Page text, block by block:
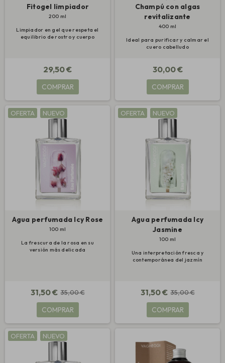
Fitogel limpiador
200 ml
Limpiador en gel que respeta el
equilibrio de rostro y cuerpo
29,50 €
COMPRAR
Champú con algas
revitalizante
400 ml
Ideal para purificar y calmar el
cuero cabelludo
30,00 €
COMPRAR
OFERTA NUEVO
Agua perfumada Icy Rose
100 ml
La frescura de la rosa en su
versión más delicada
31,50 € 35,00 €
COMPRAR
OFERTA NUEVO
Agua perfumada Icy
Jasmine
100 ml
Una interpretación fresca y
contemporánea del jazmín
31,50 € 35,00 €
COMPRAR
OFERTA NUEVO